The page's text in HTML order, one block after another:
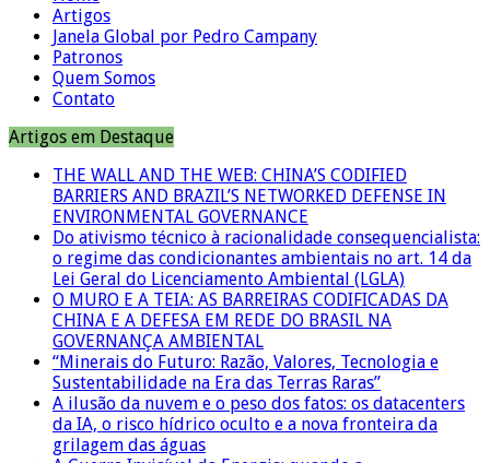
Artigos
Janela Global por Pedro Campany
Patronos
Quem Somos
Contato
Artigos em Destaque
THE WALL AND THE WEB: CHINA’S CODIFIED
BARRIERS AND BRAZIL’S NETWORKED DEFENSE IN
ENVIRONMENTAL GOVERNANCE
Do ativismo técnico à racionalidade consequencialista:
o regime das condicionantes ambientais no art. 14 da
Lei Geral do Licenciamento Ambiental (LGLA)
O MURO E A TEIA: AS BARREIRAS CODIFICADAS DA
CHINA E A DEFESA EM REDE DO BRASIL NA
GOVERNANÇA AMBIENTAL
“Minerais do Futuro: Razão, Valores, Tecnologia e
Sustentabilidade na Era das Terras Raras”
A ilusão da nuvem e o peso dos fatos: os datacenters
da IA, o risco hídrico oculto e a nova fronteira da
grilagem das águas